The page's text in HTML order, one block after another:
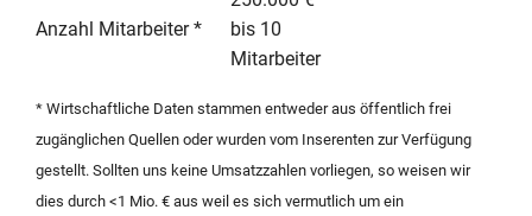
Euro. Dieses Angebot richtet sich an qualifizierte
Fachkräfte oder Investoren, die ein profitables
Unternehmen in der bayerischen Region Erlangen
übernehmen möchten.
Anzahl Mitarbeiter *
bis 10
Mitarbeiter
* Wirtschaftliche Daten stammen entweder aus öffentlich frei
zugänglichen Quellen oder wurden vom Inserenten zur Verfügung
gestellt. Sollten uns keine Umsatzzahlen vorliegen, so weisen wir
dies durch <1 Mio. € aus weil es sich vermutlich um ein